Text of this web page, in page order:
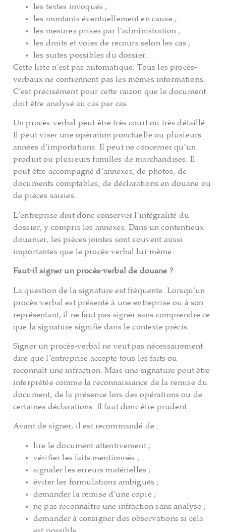
les textes invoqués ;
les montants éventuellement en cause ;
les mesures prises par l’administration ;
les droits et voies de recours selon les cas ;
les suites possibles du dossier.
Cette liste n’est pas automatique. Tous les procès-
verbaux ne contiennent pas les mêmes informations.
C’est précisément pour cette raison que le document
doit être analysé au cas par cas.
Un procès-verbal peut être très court ou très détaillé.
Il peut viser une opération ponctuelle ou plusieurs
années d’importations. Il peut ne concerner qu’un
produit ou plusieurs familles de marchandises. Il
peut être accompagné d’annexes, de photos, de
documents comptables, de déclarations en douane ou
de pièces saisies.
L’entreprise doit donc conserver l’intégralité du
dossier, y compris les annexes. Dans un contentieux
douanier, les pièces jointes sont souvent aussi
importantes que le procès-verbal lui-même.
Faut-il signer un procès-verbal de douane ?
La question de la signature est fréquente. Lorsqu’un
procès-verbal est présenté à une entreprise ou à son
représentant, il ne faut pas signer sans comprendre ce
que la signature signifie dans le contexte précis.
Signer un procès-verbal ne veut pas nécessairement
dire que l’entreprise accepte tous les faits ou
reconnaît une infraction. Mais une signature peut être
interprétée comme la reconnaissance de la remise du
document, de la présence lors des opérations ou de
certaines déclarations. Il faut donc être prudent.
Avant de signer, il est recommandé de :
lire le document attentivement ;
vérifier les faits mentionnés ;
signaler les erreurs matérielles ;
éviter les formulations ambiguës ;
demander la remise d’une copie ;
ne pas reconnaître une infraction sans analyse ;
demander à consigner des observations si cela